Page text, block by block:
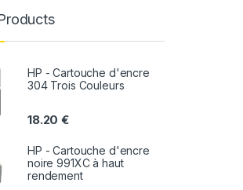
HP - Cartouche d'encre
304 Trois Couleurs
18.20€
HP - Cartouche d'encre
noire 991XC à haut
rendement